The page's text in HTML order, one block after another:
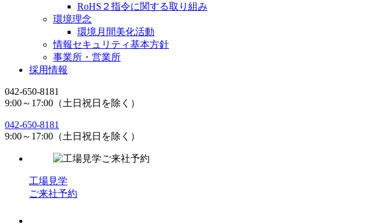
RoHS２指令に関する取り組み
環境理念
環境月間美化活動
情報セキュリティ基本方針
事業所・営業所
採用情報
042-650-8181
9:00～17:00（土日祝日を除く）
042-650-8181
9:00～17:00（土日祝日を除く）
工場見学
ご来社予約